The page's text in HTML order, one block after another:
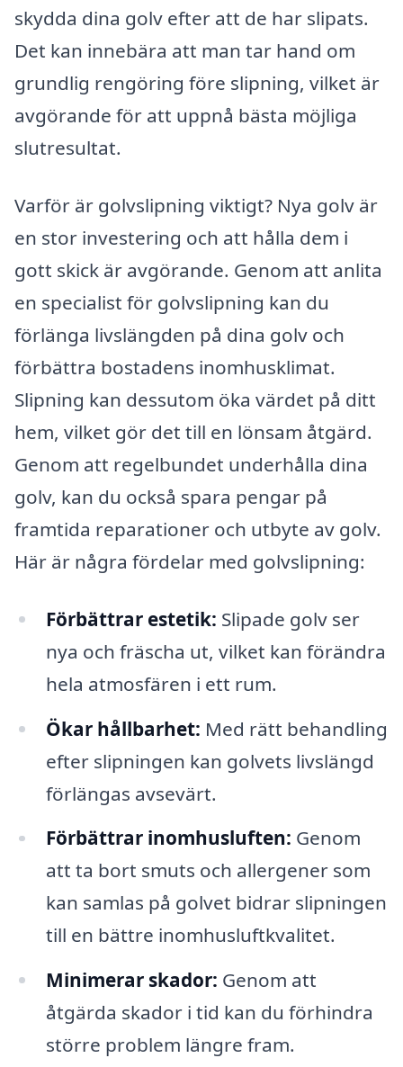
skydda dina golv efter att de har slipats.
Det kan innebära att man tar hand om
grundlig rengöring före slipning, vilket är
avgörande för att uppnå bästa möjliga
slutresultat.
Varför är golvslipning viktigt? Nya golv är
en stor investering och att hålla dem i
gott skick är avgörande. Genom att anlita
en specialist för golvslipning kan du
förlänga livslängden på dina golv och
förbättra bostadens inomhusklimat.
Slipning kan dessutom öka värdet på ditt
hem, vilket gör det till en lönsam åtgärd.
Genom att regelbundet underhålla dina
golv, kan du också spara pengar på
framtida reparationer och utbyte av golv.
Här är några fördelar med golvslipning:
Förbättrar estetik: Slipade golv ser
nya och fräscha ut, vilket kan förändra
hela atmosfären i ett rum.
Ökar hållbarhet: Med rätt behandling
efter slipningen kan golvets livslängd
förlängas avsevärt.
Förbättrar inomhusluften: Genom
att ta bort smuts och allergener som
kan samlas på golvet bidrar slipningen
till en bättre inomhusluftkvalitet.
Minimerar skador: Genom att
åtgärda skador i tid kan du förhindra
större problem längre fram.